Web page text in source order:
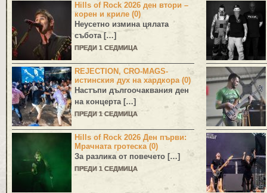
Hills of Rock 2026 ден втори –
корен и криле (0)
Неусетно измина цялата
събота […]
ПРЕДИ 1 СЕДМИЦА
REJECTION, CRO-MAGS-
истинския дух на хардкора (0)
Настъпи дългоочаквания ден
на концерта […]
ПРЕДИ 1 СЕДМИЦА
Hills of Rock 2026 Ден първи:
Мрачната гротеска (0)
За разлика от повечето […]
ПРЕДИ 1 СЕДМИЦА